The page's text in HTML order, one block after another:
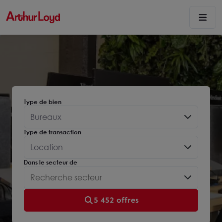
Dans le secteur de
Type de bien
Bureaux
Type de transaction
Location
5 452 offres